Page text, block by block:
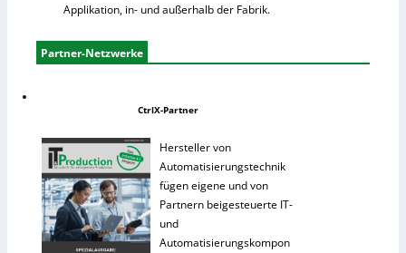
Applikation, in- und außerhalb der Fabrik.
Partner-Netzwerke
CtrlX-Partner
Hersteller von
Automatisierungstechnik
fügen eigene und von
Partnern beigesteuerte IT-
und
Automatisierungskompon